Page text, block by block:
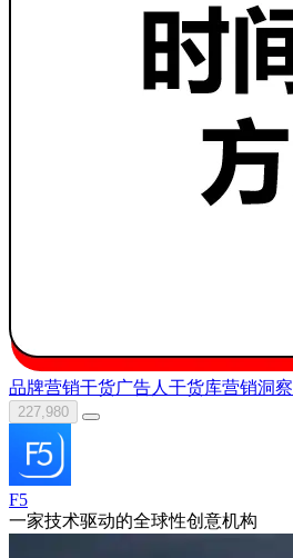
品牌营销干货广告人干货库营销洞察
227,980
F5
一家技术驱动的全球性创意机构